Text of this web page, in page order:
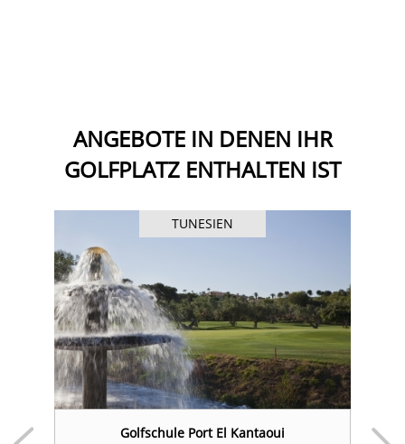
ANGEBOTE IN DENEN IHR
GOLFPLATZ ENTHALTEN IST
TUNESIEN
Golfschule Port El Kantaoui